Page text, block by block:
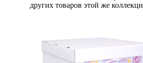
других товаров этой же